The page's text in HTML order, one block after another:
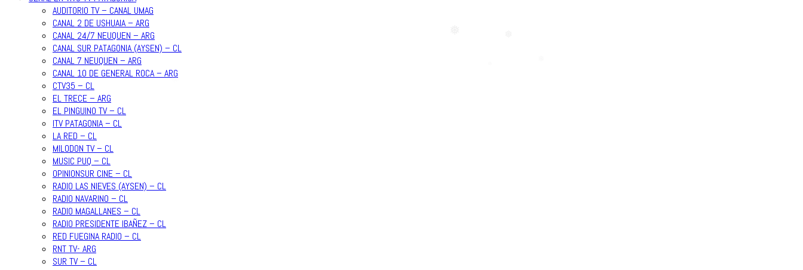
AUDITORIO TV – CANAL UMAG
CANAL 2 DE USHUAIA – ARG
CANAL 24/7 NEUQUEN – ARG
CANAL SUR PATAGONIA (AYSEN) – CL
CANAL 7 NEUQUEN – ARG
CANAL 10 DE GENERAL ROCA – ARG
CTV35 – CL
EL TRECE – ARG
EL PINGUINO TV – CL
ITV PATAGONIA – CL
LA RED – CL
MILODON TV – CL
MUSIC PUQ – CL
OPINIONSUR CINE – CL
RADIO LAS NIEVES (AYSEN) – CL
RADIO NAVARINO – CL
RADIO MAGALLANES – CL
RADIO PRESIDENTE IBAÑEZ – CL
RED FUEGINA RADIO – CL
RNT TV- ARG
SUR TV – CL